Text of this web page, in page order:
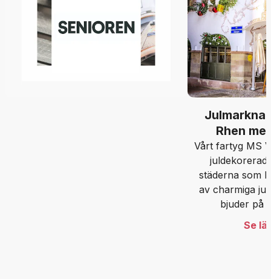
Rhen
Vårt fartyg MS
juldekorerad
städerna som
av charmiga
bjuder på
hantverk,
Se